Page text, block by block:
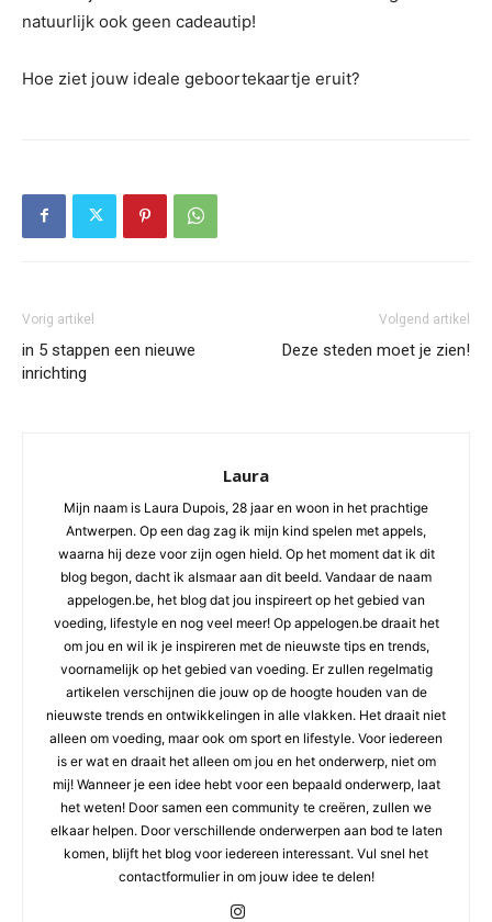
natuurlijk ook geen cadeautip!
Hoe ziet jouw ideale geboortekaartje eruit?
Vorig artikel
in 5 stappen een nieuwe
inrichting
Volgend artikel
Deze steden moet je zien!
Laura
Mijn naam is Laura Dupois, 28 jaar en woon in het prachtige
Antwerpen. Op een dag zag ik mijn kind spelen met appels,
waarna hij deze voor zijn ogen hield. Op het moment dat ik dit
blog begon, dacht ik alsmaar aan dit beeld. Vandaar de naam
appelogen.be, het blog dat jou inspireert op het gebied van
voeding, lifestyle en nog veel meer! Op appelogen.be draait het
om jou en wil ik je inspireren met de nieuwste tips en trends,
voornamelijk op het gebied van voeding. Er zullen regelmatig
artikelen verschijnen die jouw op de hoogte houden van de
nieuwste trends en ontwikkelingen in alle vlakken. Het draait niet
alleen om voeding, maar ook om sport en lifestyle. Voor iedereen
is er wat en draait het alleen om jou en het onderwerp, niet om
mij! Wanneer je een idee hebt voor een bepaald onderwerp, laat
het weten! Door samen een community te creëren, zullen we
elkaar helpen. Door verschillende onderwerpen aan bod te laten
komen, blijft het blog voor iedereen interessant. Vul snel het
contactformulier in om jouw idee te delen!